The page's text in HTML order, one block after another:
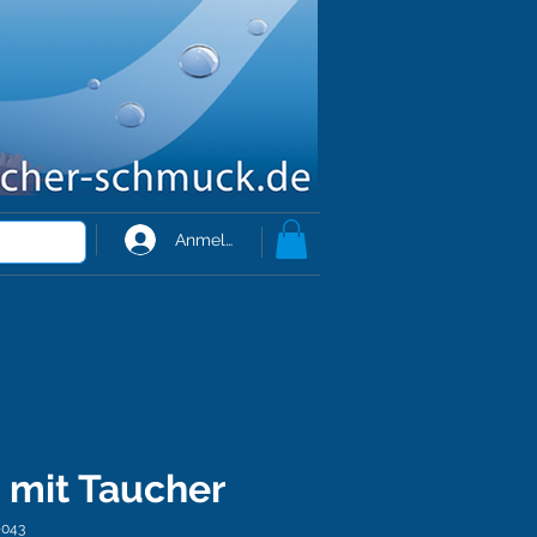
Anmelden
Taucher